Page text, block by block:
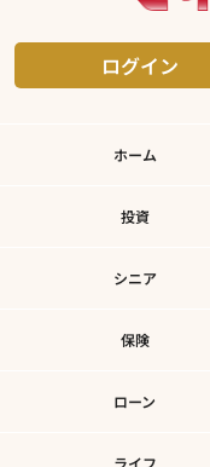
ログイン
ホーム
投資
シニア
保険
ローン
ライフ